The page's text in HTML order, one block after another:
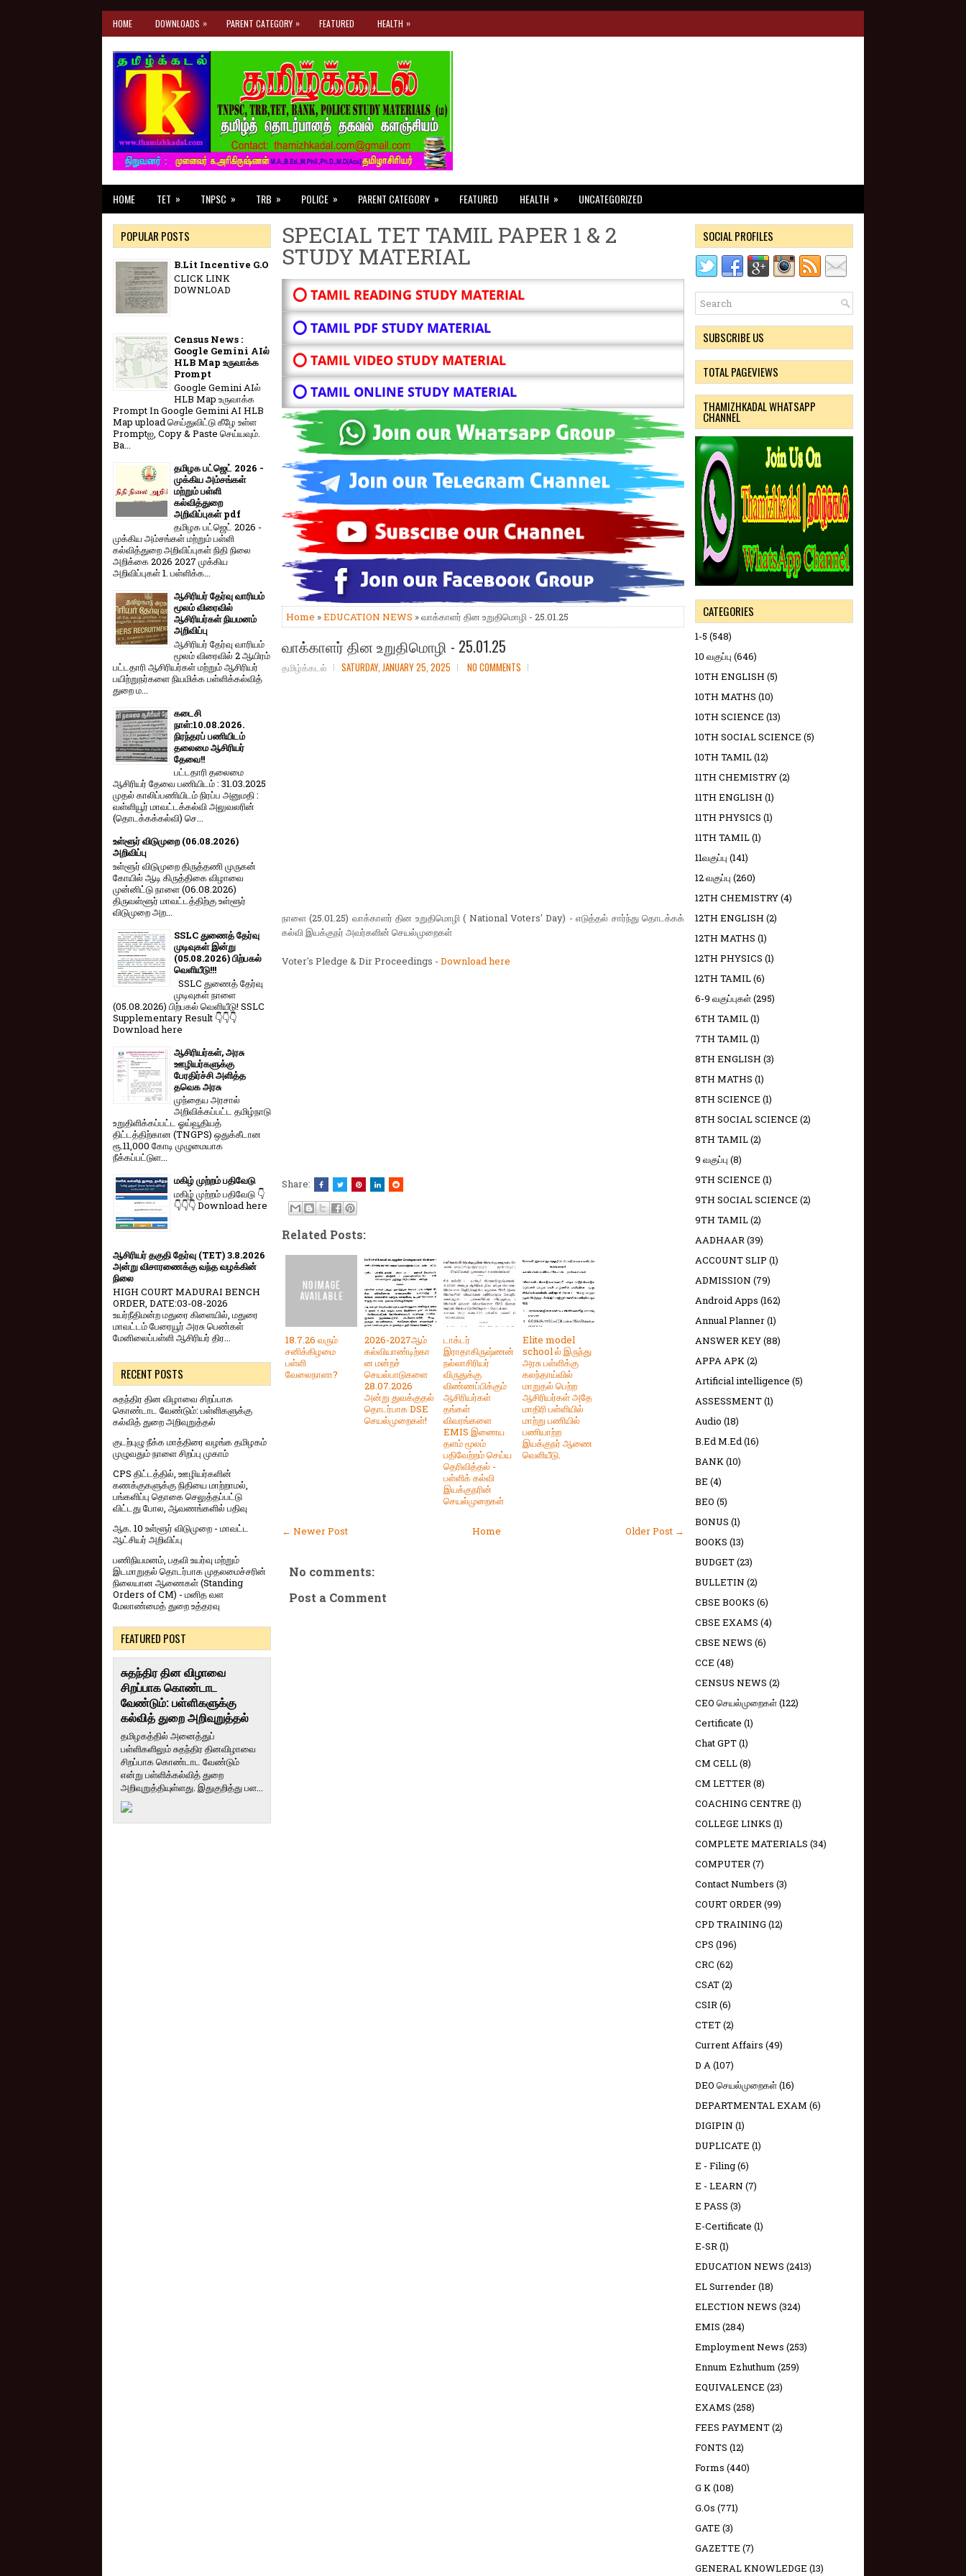
HOME DOWNLOADS » PARENT CATEGORY » FEATURED HEALTH »
HOME TET » TNPSC » TRB » POLICE » PARENT CATEGORY » FEATURED HEALTH » UNCATEGORIZED
SPECIAL TET TAMIL PAPER 1 & 2
STUDY MATERIAL
⭕ TAMIL READING STUDY MATERIAL
⭕ TAMIL PDF STUDY MATERIAL
⭕ TAMIL VIDEO STUDY MATERIAL
⭕ TAMIL ONLINE STUDY MATERIAL
Home »EDUCATION NEWS » வாக்காளர் தின உறுதிமொழி - 25.01.25
வாக்காளர் தின உறுதிமொழி - 25.01.25
தமிழ்க்கடல் SATURDAY, JANUARY 25, 2025 NO COMMENTS
நாளை (25.01.25) வாக்காளர் தின உறுதிமொழி ( National Voters' Day) - எடுத்தல் சார்ந்து தொடக்கக்
கல்வி இயக்குநர் அவர்களின் செயல்முறைகள்
Voter's Pledge & Dir Proceedings - Download here
Share:
Related Posts:
18.7.26 வரும்
சனிக்கிழமை
பள்ளி
வேலைநாளா?
2026-2027ஆம்
கல்வியாண்டிற்கா
ன மன்றச்
செயல்பாடுகளை
28.07.2026
அன்று துவக்குதல்
தொடர்பாக DSE
செயல்முறைகள்!
டாக்டர்
இராதாகிருஷ்ணன்
நல்லாசிரியர்
விருதுக்கு
விண்ணப்பிக்கும்
ஆசிரியர்கள்
தங்கள்
விவரங்களை
EMIS இணைய
தளம் மூலம்
பதிவேற்றம் செய்ய
தெரிவித்தல் -
பள்ளிக் கல்வி
இயக்குநரின்
செயல்முறைகள்
Elite model
school ல் இருந்து
அரசு பள்ளிக்கு
கலந்தாய்வில்
மாறுதல் பெற்ற
ஆசிரியர்கள் அதே
மாதிரி பள்ளியில்
மாற்று பணியில்
பணியாற்ற
இயக்குநர் ஆணை
வெளியீடு.
← Newer Post Older Post →
Home
No comments:
Post a Comment
POPULAR POSTS
B.Lit Incentive G.O
CLICK LINK
DOWNLOAD
Census News :
Google Gemini AIல்
HLB Map உருவாக்க
Prompt
Google Gemini AIல்
HLB Map உருவாக்க
Prompt In Google Gemini AI HLB
Map upload செய்துவிட்டு கீழே உள்ள
Promptஐ, Copy & Paste செய்யவும்.
Ba...
தமிழக பட்ஜெட் 2026 -
முக்கிய அம்சங்கள்
மற்றும் பள்ளி
கல்வித்துறை
அறிவிப்புகள் pdf
தமிழக பட்ஜெட் 2026 -
முக்கிய அம்சங்கள் மற்றும் பள்ளி
கல்வித்துறை அறிவிப்புகள் நிதி நிலை
அறிக்கை 2026 2027 முக்கிய
அறிவிப்புகள் 1. பள்ளிக்க...
ஆசிரியர் தேர்வு வாரியம்
மூலம் விரைவில்
ஆசிரியர்கள் நியமனம்
அறிவிப்பு
ஆசிரியர் தேர்வு வாரி​யம்
மூலம் விரை​வில் 2 ஆயிரம்
பட்​ட​தாரி ஆசிரியர்​கள் மற்​றும் ஆசிரியர்
பயிற்றுநர்​களை நியமிக்க பள்​ளிக்​கல்​வித்​
துறை ம...
கடைசி
நாள்:10.08.2026.
நிரந்தரப் பணியிடம்
தலைமை ஆசிரியர்
தேவை!!
பட்டதாரி தலைமை
ஆசிரியர் தேவை பணியிடம் : 31.03.2025
முதல் காலிப்பணியிடம் நிரப்ப அனுமதி :
வள்ளியூர் மாவட்டக்கல்வி அலுவலரின்
(தொடக்கக்கல்வி) செ...
உள்ளூர் விடுமுறை (06.08.2026)
அறிவிப்பு
உள்ளூர் விடுமுறை திருத்தணி முருகன்
கோயில் ஆடி கிருத்திகை விழாவை
முன்னிட்டு நாளை (06.08.2026)
திருவள்ளூர் மாவட்டத்திற்கு உள்ளூர்
விடுமுறை அற...
SSLC துணைத் தேர்வு
முடிவுகள் இன்று
(05.08.2026) பிற்பகல்
வெளியீடு!!!
SSLC துணைத் தேர்வு
முடிவுகள் நாளை
(05.08.2026) பிற்பகல் வெளியீடு! SSLC
Supplementary Result 👇👇👇
Download here
ஆசிரியர்கள், அரசு
ஊழியர்களுக்கு
பேரதிர்ச்சி அளித்த
தவெக அரசு
முந்தைய அரசால்
அறிவிக்கப்பட்ட தமிழ்நாடு
உறுதிளிக்கப்பட்ட ஓய்வூதியத்
திட்டத்திற்கான (TNGPS) ஒதுக்கீடான
ரூ.11,000 கோடி முழுமையாக
நீக்கப்பட்டுள...
மகிழ் முற்றம் பதிவேடு
மகிழ் முற்றம் பதிவேடு 👇
👇👇👇 Download here
ஆசிரியர் தகுதி தேர்வு (TET) 3.8.2026
அன்று விசாரணைக்கு வந்த வழக்கின்
நிலை
HIGH COURT MADURAI BENCH
ORDER, DATE:03-08-2026
உயர்நீதிமன்ற மதுரை கிளையில், மதுரை
மாவட்டம் பேரையூர் அரசு பெண்கள்
மேனிலைப்பள்ளி ஆசிரியர் திர...
RECENT POSTS
சுதந்திர தின விழாவை சிறப்பாக
கொண்டாட வேண்டும்: பள்ளிகளுக்கு
கல்வித் துறை அறிவுறுத்தல்
குடற்புழு நீக்க மாத்திரை வழங்க தமிழகம்
முழுவதும் நாளை சிறப்பு முகாம்
CPS திட்டத்தில், ஊழியர்களின்
கணக்குகளுக்கு நிதியை மாற்றாமல்,
பங்களிப்பு தொகை செலுத்தப்பட்டு
விட்டது போல, ஆவணங்களில் பதிவு
ஆக. 10 உள்ளூர் விடுமுறை - மாவட்ட
ஆட்சியர் அறிவிப்பு
பணிநியமனம், பதவி உயர்வு மற்றும்
இடமாறுதல் தொடர்பாக முதலமைச்சரின்
நிலையான ஆணைகள் (Standing
Orders of CM) - மனித வள
மேலாண்மைத் துறை உத்தரவு
FEATURED POST
சுதந்திர தின விழாவை
சிறப்பாக கொண்டாட
வேண்டும்: பள்ளிகளுக்கு
கல்வித் துறை அறிவுறுத்தல்
தமிழகத்தில் அனைத்துப்
பள்ளிகளிலும் சுதந்திர தினவிழாவை
சிறப்பாக கொண்டாட வேண்டும்
என்று பள்ளிக்கல்வித் துறை
அறிவுறுத்தியுள்ளது. இதுகுறித்து பள...
SOCIAL PROFILES
SUBSCRIBE US
TOTAL PAGEVIEWS
THAMIZHKADAL WHATSAPP
CHANNEL
CATEGORIES
1-5 (548)
10 வகுப்பு (646)
10TH ENGLISH (5)
10TH MATHS (10)
10TH SCIENCE (13)
10TH SOCIAL SCIENCE (5)
10TH TAMIL(12)
11TH CHEMISTRY(2)
11TH ENGLISH (1)
11TH PHYSICS (1)
11TH TAMIL(1)
11வகுப்பு (141)
12 வகுப்பு (260)
12TH CHEMISTRY(4)
12TH ENGLISH (2)
12TH MATHS (1)
12TH PHYSICS (1)
12TH TAMIL(6)
6-9 வகுப்புகள்(295)
6TH TAMIL(1)
7TH TAMIL(1)
8TH ENGLISH (3)
8TH MATHS (1)
8TH SCIENCE (1)
8TH SOCIAL SCIENCE (2)
8TH TAMIL(2)
9 வகுப்பு (8)
9TH SCIENCE (1)
9TH SOCIAL SCIENCE (2)
9TH TAMIL(2)
AADHAAR(39)
ACCOUNT SLIP (1)
ADMISSION (79)
Android Apps (162)
Annual Planner(1)
ANSWER KEY(88)
APPA APK(2)
Artificial intelligence (5)
ASSESSMENT(1)
Audio (18)
B.Ed M.Ed(16)
BANK(10)
BE (4)
BEO (5)
BONUS (1)
BOOKS (13)
BUDGET(23)
BULLETIN (2)
CBSE BOOKS (6)
CBSE EXAMS (4)
CBSE NEWS (6)
CCE (48)
CENSUS NEWS (2)
CEO செயல்முறைகள்(122)
Certificate (1)
Chat GPT(1)
CM CELL(8)
CM LETTER(8)
COACHING CENTRE (1)
COLLEGE LINKS (1)
COMPLETE MATERIALS (34)
COMPUTER(7)
Contact Numbers (3)
COURT ORDER(99)
CPD TRAINING (12)
CPS (196)
CRC (62)
CSAT(2)
CSIR(6)
CTET(2)
Current Affairs (49)
D A(107)
DEO செயல்முறைகள்(16)
DEPARTMENTAL EXAM (6)
DIGIPIN (1)
DUPLICATE (1)
E - Filing(6)
E - LEARN (7)
E PASS (3)
E-Certificate (1)
E-SR(1)
EDUCATION NEWS (2413)
EL Surrender(18)
ELECTION NEWS (324)
EMIS (284)
Employment News (253)
Ennum Ezhuthum (259)
EQUIVALENCE (23)
EXAMS (258)
FEES PAYMENT(2)
FONTS (12)
Forms (440)
G K(108)
G.Os (771)
GATE (3)
GAZETTE (7)
GENERAL KNOWLEDGE (13)